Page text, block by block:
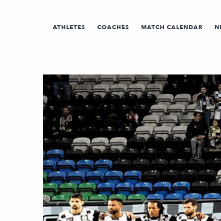
ATHLETES COACHES MATCH CALENDAR